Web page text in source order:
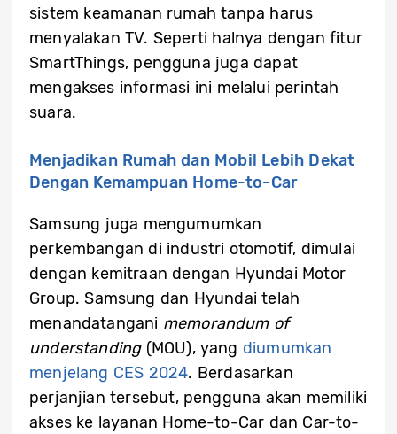
sistem keamanan rumah tanpa harus
menyalakan TV. Seperti halnya dengan fitur
SmartThings, pengguna juga dapat
mengakses informasi ini melalui perintah
suara.
Menjadikan Rumah dan Mobil Lebih Dekat
Dengan Kemampuan Home-to-Car
Samsung juga mengumumkan
perkembangan di industri otomotif, dimulai
dengan kemitraan dengan Hyundai Motor
Group. Samsung dan Hyundai telah
menandatangani memorandum of
understanding(MOU), yang diumumkan
menjelang CES 2024. Berdasarkan
perjanjian tersebut, pengguna akan memiliki
akses ke layanan Home-to-Car dan Car-to-